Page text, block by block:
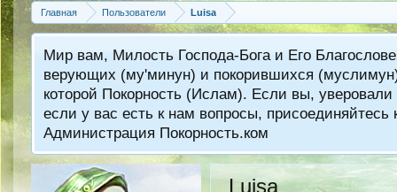
Главная
Пользователи Luisa
Мир вам, Милость Господа-Бога и Его
верующих (му'минун) и покорившихся
которой Покорность (Ислам). Если вы,
если у вас есть к нам вопросы,
Администрация Покорность.ком
Luisa